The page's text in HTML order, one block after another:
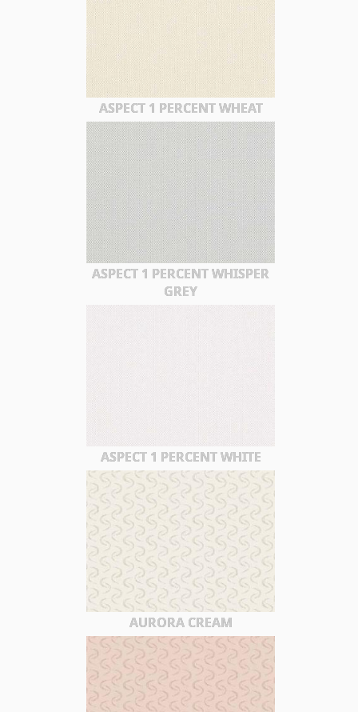
ASPECT 1 PERCENT WHEAT
ASPECT 1 PERCENT WHISPER
GREY
ASPECT 1 PERCENT WHITE
AURORA CREAM